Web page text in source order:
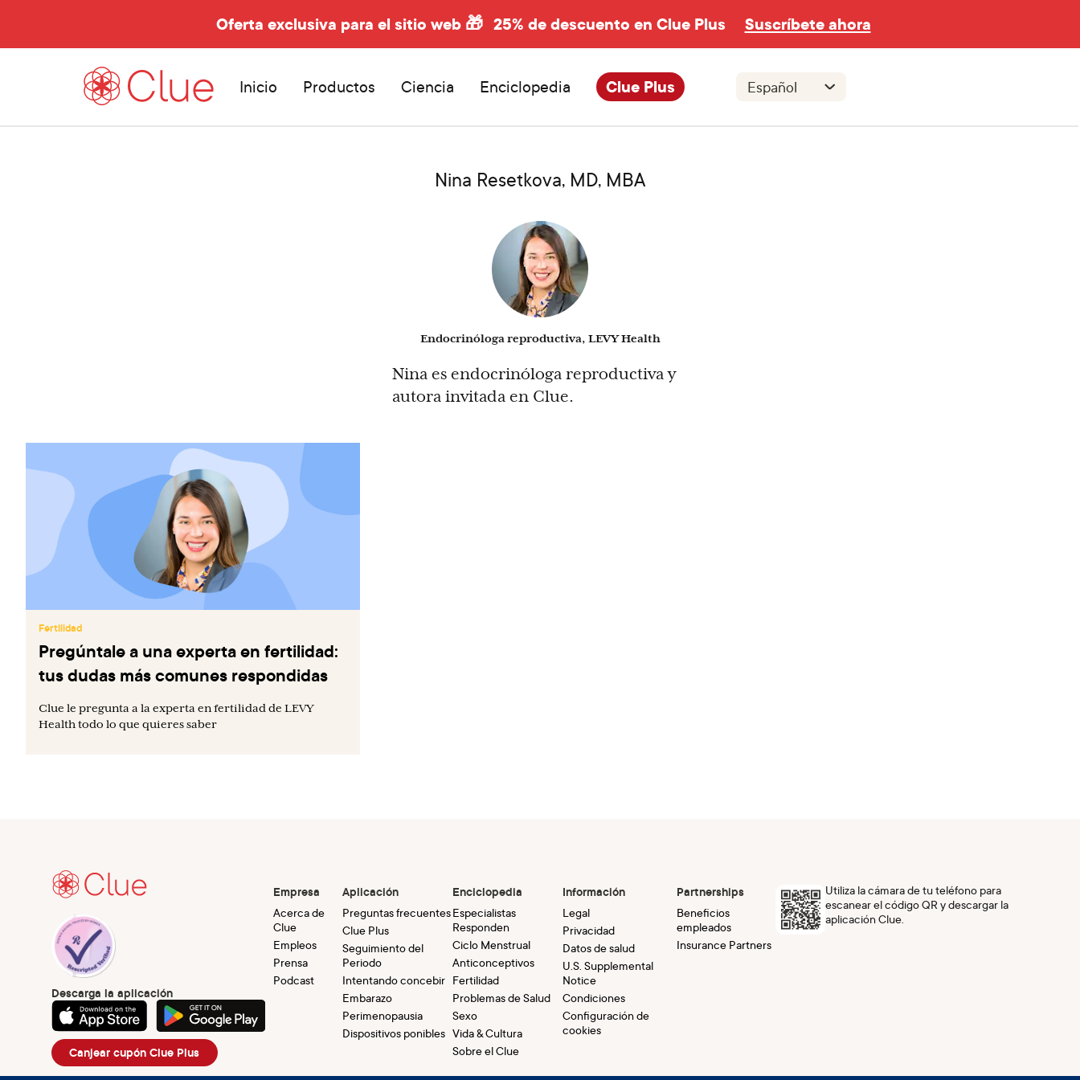
Oferta exclusiva para el sitio web 🎁 25% de descuento en Clue Plus Suscríbete ahora
Inicio Productos Ciencia Enciclopedia Clue Plus
Nina Resetkova, MD, MBA
Endocrinóloga reproductiva, LEVY Health
Nina es endocrinóloga reproductiva y
autora invitada en Clue.
Fertilidad
Pregúntale a una experta en fertilidad:
tus dudas más comunes respondidas
Clue le pregunta a la experta en fertilidad de LEVY
Health todo lo que quieres saber
Descarga la aplicación
Canjear cupón Clue Plus
Empresa
Acerca de
Clue
Empleos
Prensa
Podcast
Aplicación
Preguntas frecuentes
Clue Plus
Seguimiento del
Periodo
Intentando concebir
Embarazo
Perimenopausia
Dispositivos ponibles
Enciclopedia
Especialistas
Responden
Ciclo Menstrual
Anticonceptivos
Fertilidad
Problemas de Salud
Sexo
Vida & Cultura
Sobre el Clue
Información
Legal
Privacidad
Datos de salud
U.S. Supplemental
Notice
Condiciones
Configuración de
cookies
Partnerships
Beneficios
empleados
Insurance Partners
Utiliza la cámara de tu teléfono para
escanear el código QR y descargar la
aplicación Clue.